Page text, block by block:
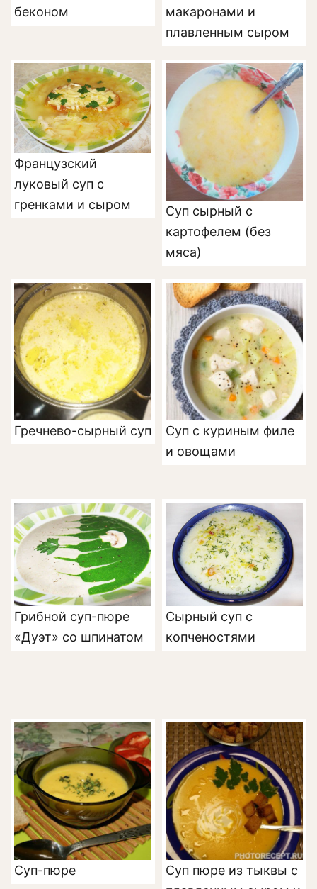
беконом
макаронами и
плавленным сыром
Французский
луковый суп с
гренками и сыром
Суп сырный с
картофелем (без
мяса)
Гречнево-сырный суп
Суп с куриным филе
и овощами
Грибной суп-пюре
«Дуэт» со шпинатом
Сырный суп с
копченостями
Суп-пюре
Суп пюре из тыквы с